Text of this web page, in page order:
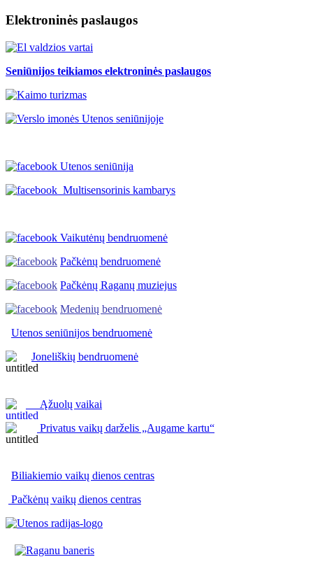
Elektroninės paslaugos
Seniūnijos teikiamos elektroninės paslaugos
Utenos seniūnija
Multisensorinis kambarys
Vaikutėnų bendruomenė
Pačkėnų bendruomenė
Pačkėnų Raganų muziejus
Medenių bendruomenė
Utenos seniūnijos bendruomenė
Joneliškių bendruomenė
Ąžuolų vaikai
Privatus vaikų darželis „Augame kartu“
Biliakiemio vaikų dienos centras
Pačkėnų vaikų dienos centras